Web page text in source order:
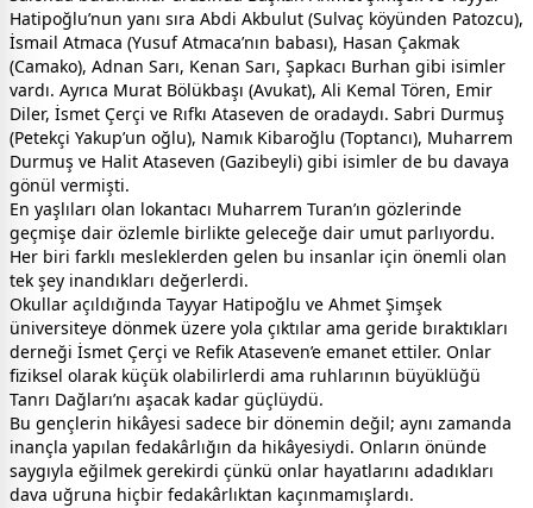
Hatipoğlu’nun yanı sıra Abdi Akbulut (Sulvaç köyünden Patozcu),
İsmail Atmaca (Yusuf Atmaca’nın babası), Hasan Çakmak
(Camako), Adnan Sarı, Kenan Sarı, Şapkacı Burhan gibi isimler
vardı. Ayrıca Murat Bölükbaşı (Avukat), Ali Kemal Tören, Emir
Diler, İsmet Çerçi ve Rıfkı Ataseven de oradaydı. Sabri Durmuş
(Petekçi Yakup’un oğlu), Namık Kibaroğlu (Toptancı), Muharrem
Durmuş ve Halit Ataseven (Gazibeyli) gibi isimler de bu davaya
gönül vermişti.
En yaşlıları olan lokantacı Muharrem Turan’ın gözlerinde
geçmişe dair özlemle birlikte geleceğe dair umut parlıyordu.
Her biri farklı mesleklerden gelen bu insanlar için önemli olan
tek şey inandıkları değerlerdi.
Okullar açıldığında Tayyar Hatipoğlu ve Ahmet Şimşek
üniversiteye dönmek üzere yola çıktılar ama geride bıraktıkları
derneği İsmet Çerçi ve Refik Ataseven’e emanet ettiler. Onlar
fiziksel olarak küçük olabilirlerdi ama ruhlarının büyüklüğü
Tanrı Dağları’nı aşacak kadar güçlüydü.
Bu gençlerin hikâyesi sadece bir dönemin değil; aynı zamanda
inançla yapılan fedakârlığın da hikâyesiydi. Onların önünde
saygıyla eğilmek gerekirdi çünkü onlar hayatlarını adadıkları
dava uğruna hiçbir fedakârlıktan kaçınmamışlardı.